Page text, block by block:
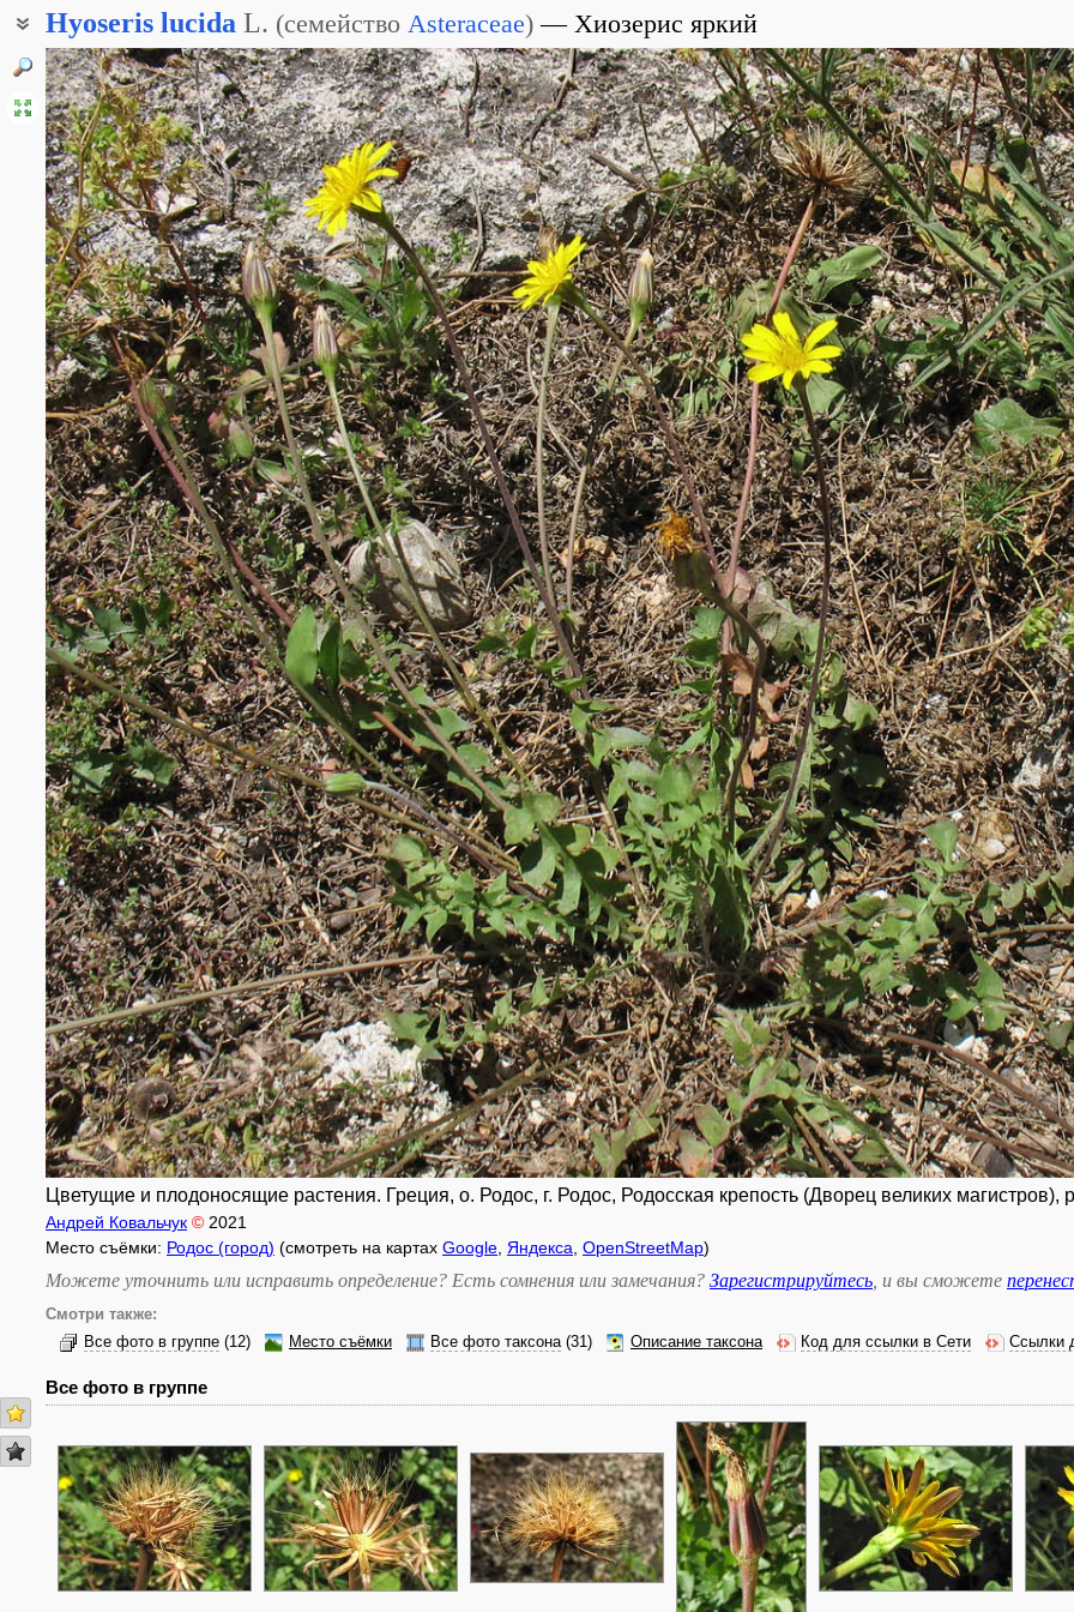
Hyoseris lucida L. (семейство Asteraceae) Хиозерис яркий
Цветущие и плодоносящие растения. Греция, о. Родос, г. Родос, Родосская крепость (Дворец великих
Андрей Ковальчук © 2021
Место съёмки: Родос (город) (смотреть на картах Google Яндекса OpenStreetMap)
Можете уточнить или исправить определение? Есть сомнения или замечания? Зарегистрируйтесь , и вы сможете
Смотри также:
Все фото в группе (12) Место съёмки Все фото таксона(31) Описание таксона Код для ссылки в Сети Ссылки
Все фото в группе